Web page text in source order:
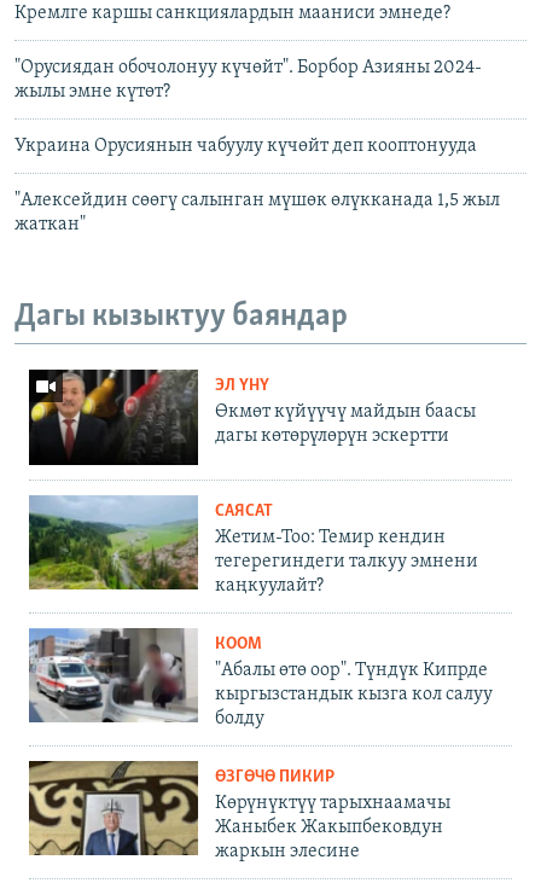
Кремлге каршы санкциялардын мааниси эмнеде?
"Орусиядан обочолонуу күчөйт". Борбор Азияны 2024-
жылы эмне күтөт?
Украина Орусиянын чабуулу күчөйт деп кооптонууда
"Алексейдин сөөгү салынган мүшөк өлүкканада 1,5 жыл
жаткан"
Дагы кызыктуу баяндар
ЭЛ ҮНҮ
Өкмөт күйүүчү майдын баасы
дагы көтөрүлөрүн эскертти
САЯСАТ
Жетим-Тоо: Темир кендин
тегерегиндеги талкуу эмнени
каңкуулайт?
КООМ
"Абалы өтө оор". Түндүк Кипрде
кыргызстандык кызга кол салуу
болду
ӨЗГӨЧӨ ПИКИР
Көрүнүктүү тарыхнаамачы
Жаныбек Жакыпбековдун
жаркын элесине